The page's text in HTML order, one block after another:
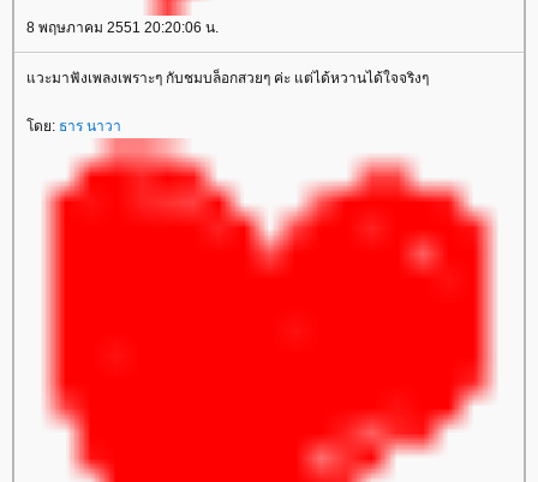
8 พฤษภาคม 2551 20:20:06 น.
แวะมาฟังเพลงเพราะๆ กับชมบล็อกสวยๆ ค่ะ แต่ได้หวานได้ใจจริงๆ
โดย: ธาร นาวา